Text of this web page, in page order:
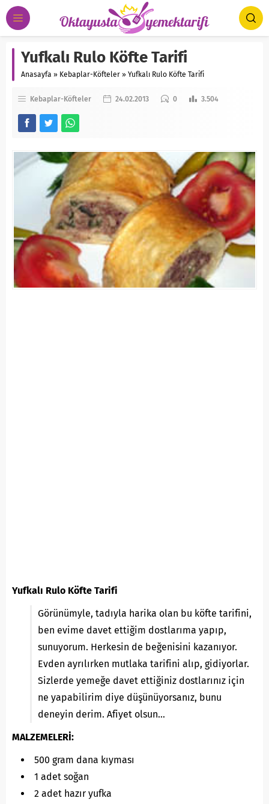
Yufkalı Rulo Köfte Tarifi
Anasayfa » Kebaplar-Köfteler » Yufkalı Rulo Köfte Tarifi
Kebaplar-Köfteler 24.02.2013 0 3.504
Yufkalı Rulo Köfte Tarifi
Görünümyle, tadıyla harika olan bu köfte tarifini,
ben evime davet ettiğim dostlarıma yapıp,
sunuyorum. Herkesin de beğenisini kazanıyor.
Evden ayrılırken mutlaka tarifini alıp, gidiyorlar.
Sizlerde yemeğe davet ettiğiniz dostlarınız için
ne yapabilirim diye düşünüyorsanız, bunu
deneyin derim. Afiyet olsun…
MALZEMELERİ:
500 gram dana kıyması
1 adet soğan
2 adet hazır yufka